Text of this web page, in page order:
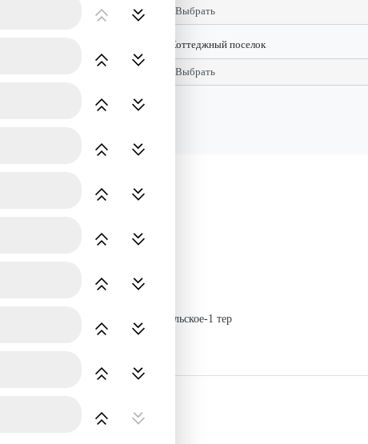
Коттеджный поселок
2-х этажный коттедж
г. Москва, Центральный, ДНП Никольское-1 тер